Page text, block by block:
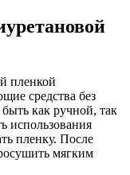
пленкой
средства без
как ручной, так
использования
пленку. После
мягким